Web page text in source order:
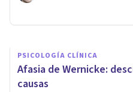
PSICOLOGÍA CLÍNICA
Afasia de Wernicke:
causas